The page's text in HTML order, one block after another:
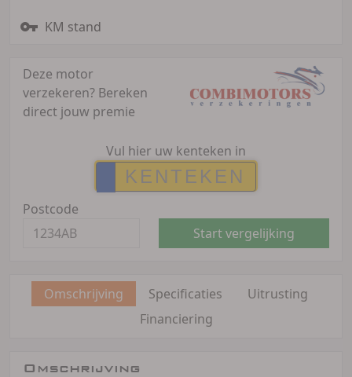
KM stand
Deze motor
verzekeren? Bereken
direct jouw premie
Vul hier uw kenteken in
Postcode
Start vergelijking
Omschrijving Specificaties
Uitrusting
Financiering
Omschrijving